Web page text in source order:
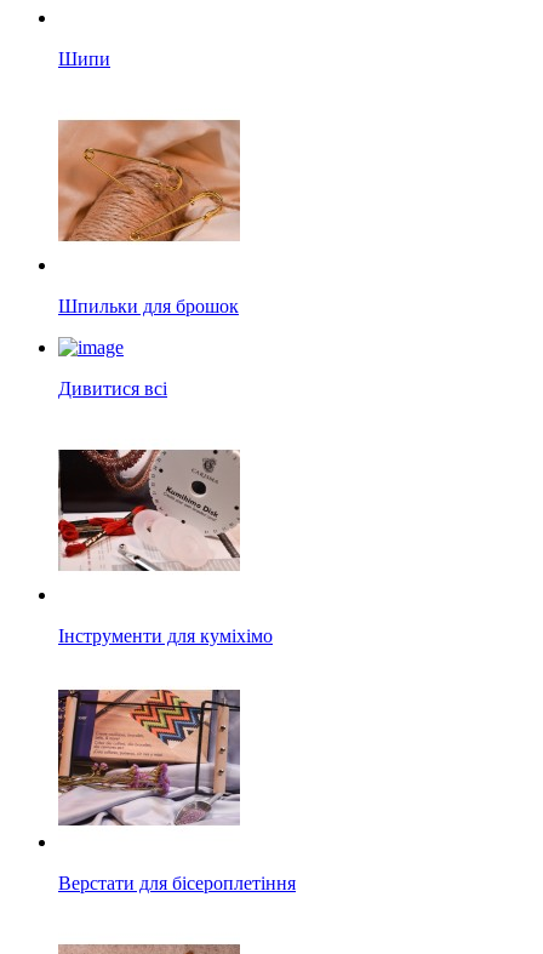
Шипи
Шпильки для брошок
Дивитися всі
Інструменти для куміхімо
Верстати для бісероплетіння